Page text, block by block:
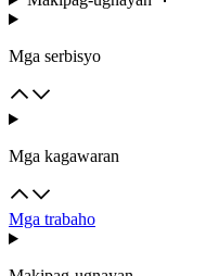
Mga serbisyo
Mga kagawaran
Mga trabaho